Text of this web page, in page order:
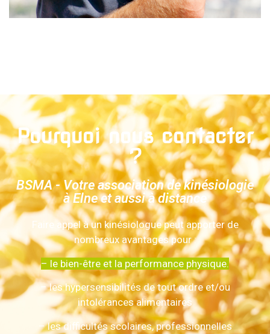
Pourquoi nous contacter
?
BSMA - Votre association de kinésiologie
à Elne et aussi à distance
Faire appel à un kinésiologue peut apporter de
nombreux avantages pour :
– le bien-être et la performance physique.
– les hypersensibilités de tout ordre et/ou
intolérances alimentaires
– les difficultés scolaires, professionnelles